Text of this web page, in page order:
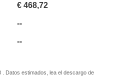
€ 468,72
--
--
. Datos estimados, lea el descargo de